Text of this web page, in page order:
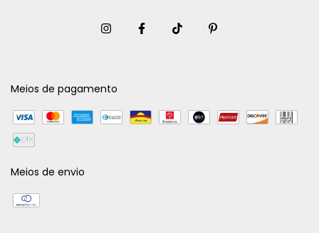
Meios de pagamento
Meios de envio